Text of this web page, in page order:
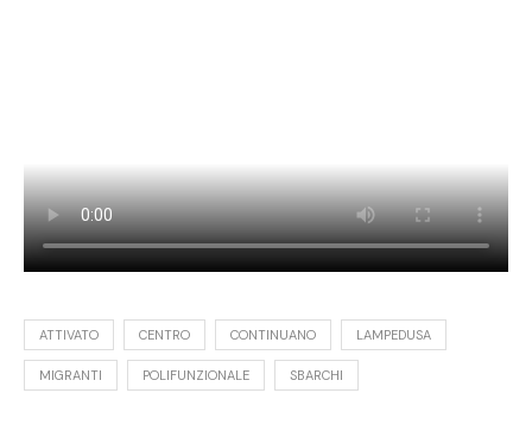
ATTIVATO CENTRO CONTINUANO LAMPEDUSA
MIGRANTI POLIFUNZIONALE SBARCHI